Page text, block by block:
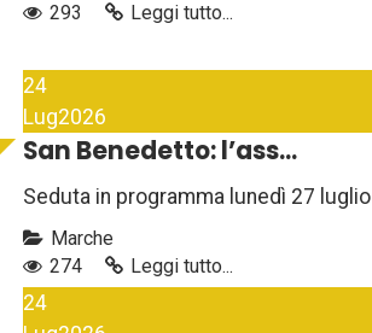
293
Leggi tutto...
24
Lug2026
San Benedetto: l’ass...
Seduta in programma lunedì 27 luglio
Marche
274
Leggi tutto...
24